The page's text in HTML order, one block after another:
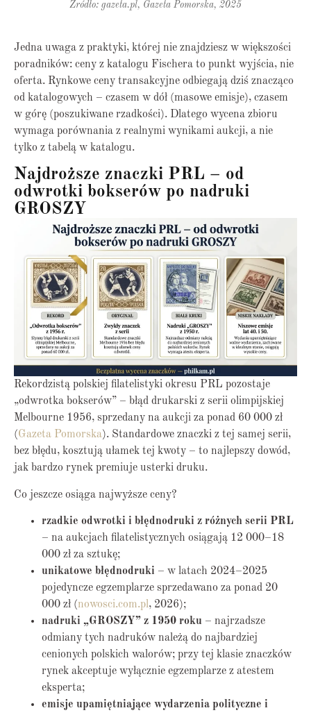
Źródło: gazeta.pl, Gazeta Pomorska, 2025
Jedna uwaga z praktyki, której nie znajdziesz w większości
poradników: ceny z katalogu Fischera to punkt wyjścia, nie
oferta. Rynkowe ceny transakcyjne odbiegają dziś znacząco
od katalogowych – czasem w dół (masowe emisje), czasem
w górę (poszukiwane rzadkości). Dlatego wycena zbioru
wymaga porównania z realnymi wynikami aukcji, a nie
tylko z tabelą w katalogu.
Najdroższe znaczki PRL – od
odwrotki bokserów po nadruki
GROSZY
Rekordzistą polskiej filatelistyki okresu PRL pozostaje
„odwrotka bokserów” – błąd drukarski z serii olimpijskiej
Melbourne 1956, sprzedany na aukcji za ponad 60 000 zł
(Gazeta Pomorska). Standardowe znaczki z tej samej serii,
bez błędu, kosztują ułamek tej kwoty – to najlepszy dowód,
jak bardzo rynek premiuje usterki druku.
Co jeszcze osiąga najwyższe ceny?
rzadkie odwrotki i błędnodruki z różnych serii PRL
– na aukcjach filatelistycznych osiągają 12 000–18
000 zł za sztukę;
unikatowe błędnodruki – w latach 2024–2025
pojedyncze egzemplarze sprzedawano za ponad 20
000 zł (nowosci.com.pl, 2026);
nadruki „GROSZY” z 1950 roku – najrzadsze
odmiany tych nadruków należą do najbardziej
cenionych polskich walorów; przy tej klasie znaczków
rynek akceptuje wyłącznie egzemplarze z atestem
eksperta;
emisje upamiętniające wydarzenia polityczne i